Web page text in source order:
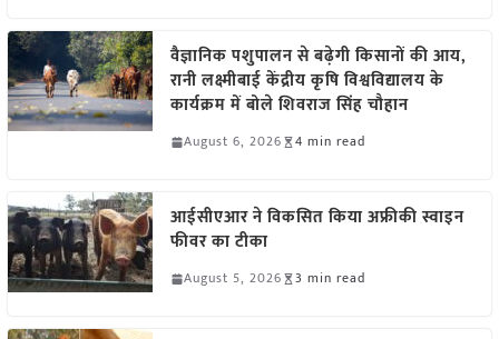
वैज्ञानिक पशुपालन से बढ़ेगी किसानों की आय,
रानी लक्ष्मीबाई केंद्रीय कृषि विश्वविद्यालय के
कार्यक्रम में बोले शिवराज सिंह चौहान
August 6, 2026 4 min read
आईसीएआर ने विकसित किया अफ्रीकी स्वाइन
फीवर का टीका
August 5, 2026 3 min read